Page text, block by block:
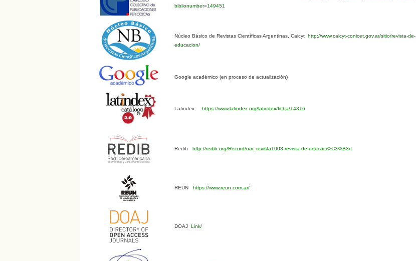
biblionumber=149451
Núcleo Básico de Revistas Científicas Argentinas, Caicyt http://www.caicyt-conicet.gov.ar/sitio/revista-de-
educacion/
Google académico (en proceso de actualización)
Latindex https://www.latindex.org/latindex/ficha/14316
Redib http://redib.org/Record/oai_revista1003-revista-de-educaci%C3%B3n
REUN https://www.reun.com.ar/
DOAJ Link/